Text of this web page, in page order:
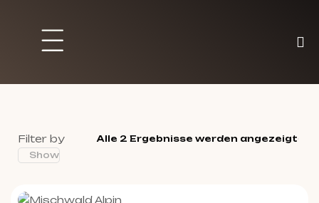
Filter by
Alle 2 Ergebnisse werden angezeigt
Show